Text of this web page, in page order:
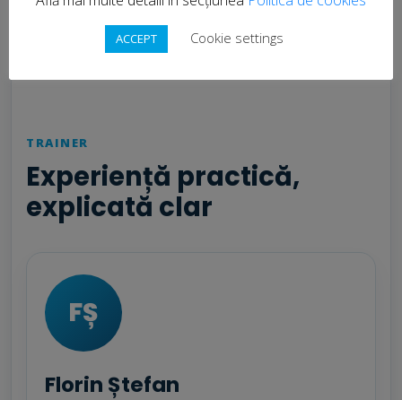
păstra instrumentele și exemplele relevante, fără să
schimbăm rezultatele de învățare asumate.
TRAINER
Experiență practică,
explicată clar
FȘ
Florin Ștefan
ACCEPT Cookie settings